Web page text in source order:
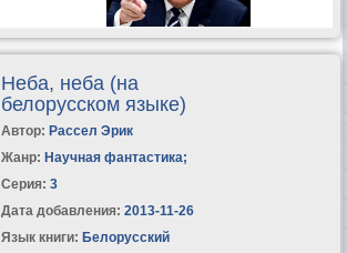
Неба, неба (на
белорусском языке)
Автор: Рассел Эрик
Жанр: Научная фантастика;
Серия: 3
Дата добавления: 2013-11-26
Язык книги: Белорусский